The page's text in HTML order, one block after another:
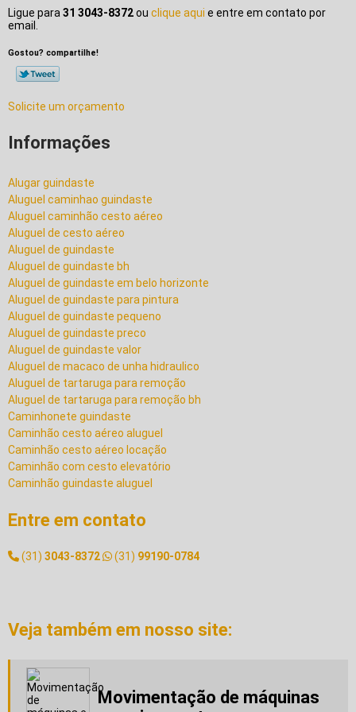
Ligue para 31 3043-8372ou clique aqui e entre em contato por
email.
Gostou? compartilhe!
Solicite um orçamento
Informações
Alugar guindaste
Aluguel caminhao guindaste
Aluguel caminhão cesto aéreo
Aluguel de cesto aéreo
Aluguel de guindaste
Aluguel de guindaste bh
Aluguel de guindaste em belo horizonte
Aluguel de guindaste para pintura
Aluguel de guindaste pequeno
Aluguel de guindaste preco
Aluguel de guindaste valor
Aluguel de macaco de unha hidraulico
Aluguel de tartaruga para remoção
Aluguel de tartaruga para remoção bh
Caminhonete guindaste
Caminhão cesto aéreo aluguel
Caminhão cesto aéreo locação
Caminhão com cesto elevatório
Caminhão guindaste aluguel
Cesto aereo locação
Empresa de guindaste
Empresa de locação de guindaste
Empresa de remoção industrial
Empresas de montagem industrial no brasil
Equipamentos para remoção de máquinas
Equipamentos para remoção industrial
Entre em contato
(31) 3043-8372 (31) 99190-0784
Veja também em nosso site:
Movimentação de máquinas